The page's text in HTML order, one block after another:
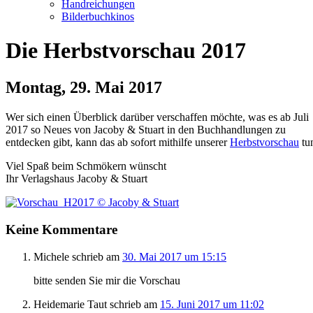
Handreichungen
Bilderbuchkinos
Die Herbstvorschau 2017
Montag, 29. Mai 2017
Wer sich einen Überblick darüber verschaffen möchte, was es ab Juli
2017 so Neues von Jacoby & Stuart in den Buchhandlungen zu
entdecken gibt, kann das ab sofort mithilfe unsererHerbstvorschau
Viel Spaß beim Schmökern wünscht
Ihr Verlagshaus Jacoby & Stuart
Keine Kommentare
Michele schrieb am 30. Mai 2017 um 15:15
bitte senden Sie mir die Vorschau
Heidemarie Taut schrieb am 15. Juni 2017 um 11:02